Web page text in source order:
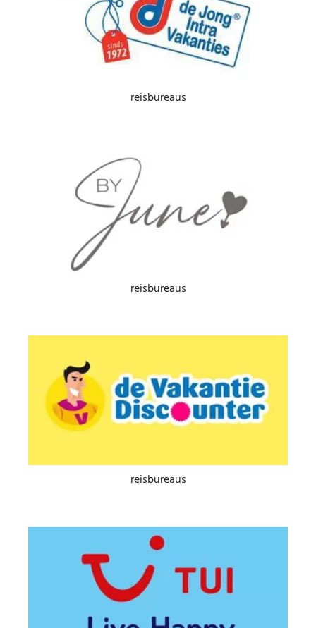
reisbureaus
reisbureaus
reisbureaus